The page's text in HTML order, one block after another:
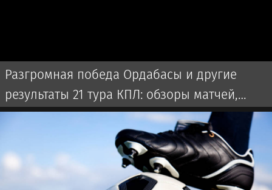
Разгромная победа Ордабасы и другие
результаты 21 тура КПЛ: обзоры матчей,
прямая трансляция